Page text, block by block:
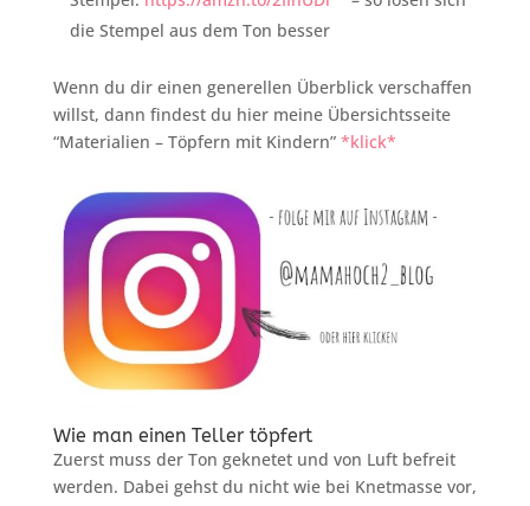
die Stempel aus dem Ton besser
Wenn du dir einen generellen Überblick verschaffen
willst, dann findest du hier meine Übersichtsseite
“Materialien – Töpfern mit Kindern” *klick*
Wie man einen Teller töpfert
Zuerst muss der Ton geknetet und von Luft befreit
werden. Dabei gehst du nicht wie bei Knetmasse vor,